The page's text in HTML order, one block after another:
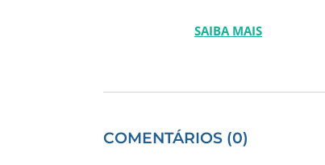
SAIBA MAIS
COMENTÁRIOS (0)